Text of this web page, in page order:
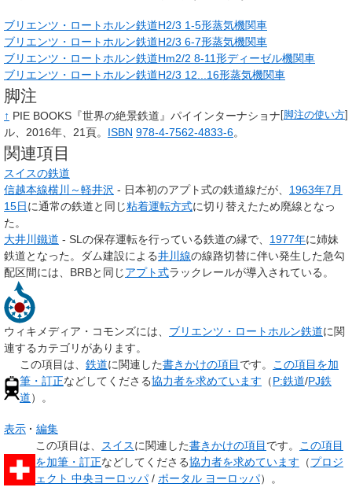
ブリエンツ・ロートホルン鉄道H2/3 1-5形蒸気機関車
ブリエンツ・ロートホルン鉄道H2/3 6-7形蒸気機関車
ブリエンツ・ロートホルン鉄道Hm2/2 8-11形ディーゼル機関車
ブリエンツ・ロートホルン鉄道H2/3 12...16形蒸気機関車
脚注
脚注の使い方
↑ PIE BOOKS『世界の絶景鉄道』パイインターナショナ
ル、2016年、21頁。 ISBN 978-4-7562-4833-6。
関連項目
スイスの鉄道
信越本線横川～軽井沢 - 日本初のアプト式の鉄道線だが、 1963年7月
15日に通常の鉄道と同じ粘着運転方式に切り替えたため廃線となっ
た。
大井川鐵道 - SLの保存運転を行っている鉄道の縁で、 1977年に姉妹
鉄道となった。ダム建設による井川線の線路切替に伴い発生した急勾
配区間には、BRBと同じアプト式ラックレールが導入されている。
ウィキメディア・コモンズには、 ブリエンツ・ロートホルン鉄道に関
連するカテゴリがあります。
この項目は、 鉄道に関連した書きかけの項目 です。
この項目を加
筆・訂正などしてくださる協力者を求めています （P:鉄道/PJ鉄
道）。
表示
編集
この項目は、
スイスに関連した書きかけの項目 です。
この項目
を加筆・訂正などしてくださる協力者を求めています （プロジ
ェクト 中央ヨーロッパ / ポータル ヨーロッパ）。